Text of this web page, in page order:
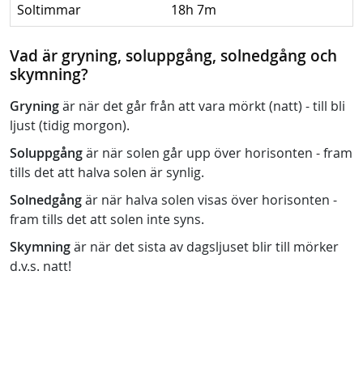
Soltimmar
18h 7m
Vad är gryning, soluppgång, solnedgång och
skymning?
Gryningär när det går från att vara mörkt (natt) - till bli
ljust (tidig morgon).
Soluppgångär när solen går upp över horisonten - fram
tills det att halva solen är synlig.
Solnedgångär när halva solen visas över horisonten -
fram tills det att solen inte syns.
Skymningär när det sista av dagsljuset blir till mörker
d.v.s. natt!